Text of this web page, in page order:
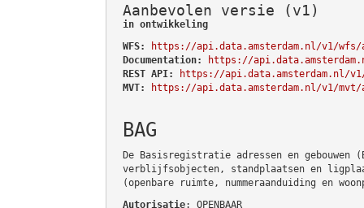
Aanbevolen versie (v1)
in ontwikkeling
WFS:
https://api.data.amsterdam.nl/v1/wfs/
Documentation:
https://
REST API:
https://api.data.amsterdam.nl/v1/
MVT:
https://api.data.amsterdam.nl/v1/mvt/
BAG
De Basisregistratie adressen en gebouwen
verblijfsobjecten, standplaatsen en
(openbare ruimte, nummeraanduiding en
Autorisatie: OPENBAAR